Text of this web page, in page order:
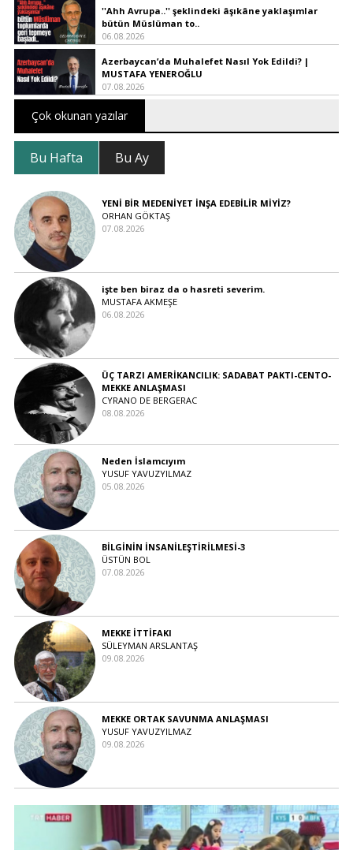
''Ahh Avrupa..'' şeklindeki âşıkâne yaklaşımlar
bütün Müslüman to..
06.08.2026
Azerbaycan’da Muhalefet Nasıl Yok Edildi? |
MUSTAFA YENEROĞLU
07.08.2026
Çok okunan yazılar
Bu Hafta Bu Ay
YENİ BİR MEDENİYET İNŞA EDEBİLİR MİYİZ?
ORHAN GÖKTAŞ
07.08.2026
işte ben biraz da o hasreti severim.
MUSTAFA AKMEŞE
06.08.2026
ÜÇ TARZI AMERİKANCILIK: SADABAT PAKTI-CENTO-
MEKKE ANLAŞMASI
CYRANO DE BERGERAC
08.08.2026
Neden İslamcıyım
YUSUF YAVUZYILMAZ
05.08.2026
BİLGİNİN İNSANİLEŞTİRİLMESİ-3
ÜSTÜN BOL
07.08.2026
MEKKE İTTİFAKI
SÜLEYMAN ARSLANTAŞ
09.08.2026
MEKKE ORTAK SAVUNMA ANLAŞMASI
YUSUF YAVUZYILMAZ
09.08.2026